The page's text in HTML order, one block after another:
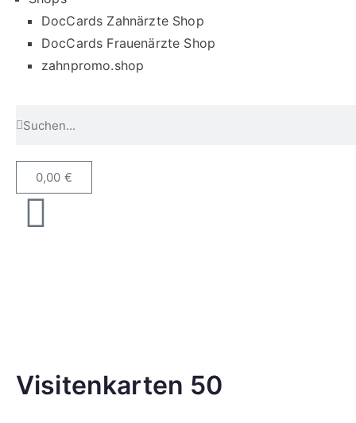
DocCards Zahnärzte Shop
DocCards Frauenärzte Shop
zahnpromo.shop
0,00 €
Visitenkarten 50